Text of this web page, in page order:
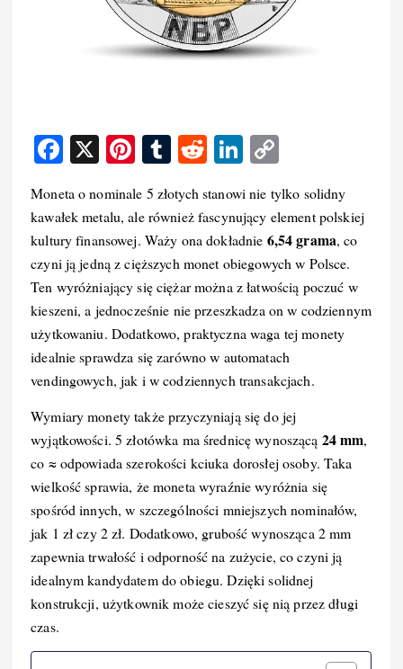
F
c
e
b
o
o
k
X
Pi
er
e
st
T
m
bl
r
R
d
di
t
Li
k
e
d
I
n
p
y
Li
n
k
Moneta o nominale 5 złotych stanowi nie tylko solidny
kawałek metalu, ale również fascynujący element polskiej
kultury finansowej. Waży ona dokładnie 6,54 grama, co
czyni ją jedną z cięższych monet obiegowych w Polsce.
Ten wyróżniający się ciężar można z łatwością poczuć w
kieszeni, a jednocześnie nie przeszkadza on w codziennym
użytkowaniu. Dodatkowo, praktyczna waga tej monety
idealnie sprawdza się zarówno w automatach
vendingowych, jak i w codziennych transakcjach.
Wymiary monety także przyczyniają się do jej
wyjątkowości. 5 złotówka ma średnicę wynoszącą 24 mm,
co ≈ odpowiada szerokości kciuka dorosłej osoby. Taka
wielkość sprawia, że moneta wyraźnie wyróżnia się
spośród innych, w szczególności mniejszych nominałów,
jak 1 zł czy 2 zł. Dodatkowo, grubość wynosząca 2 mm
zapewnia trwałość i odporność na zużycie, co czyni ją
idealnym kandydatem do obiegu. Dzięki solidnej
konstrukcji, użytkownik może cieszyć się nią przez długi
czas.